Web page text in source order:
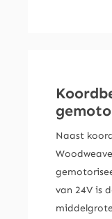
Naast
van 24V is